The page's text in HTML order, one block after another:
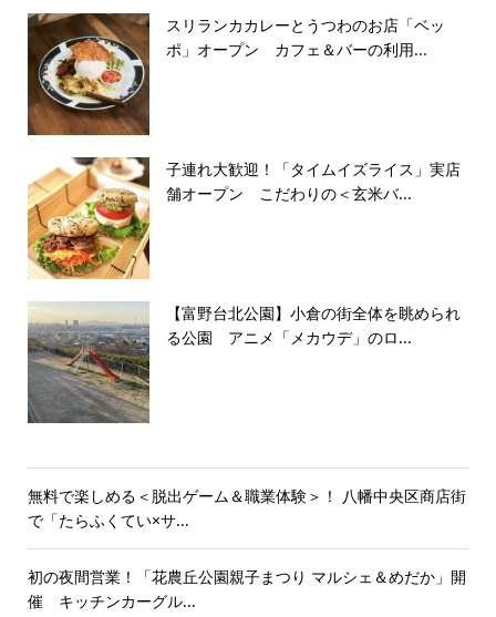
スリランカカレーとうつわのお店「ベッ
ポ」オープン カフェ＆バーの利用...
子連れ大歓迎！「タイムイズライス」実店
舗オープン こだわりの＜玄米バ...
【富野台北公園】小倉の街全体を眺められ
る公園 アニメ「メカウデ」のロ...
無料で楽しめる＜脱出ゲーム＆職業体験＞！ 八幡中央区商店街
で「たらふくてい×サ...
初の夜間営業！「花農丘公園親子まつり マルシェ＆めだか」開
催 キッチンカーグル...